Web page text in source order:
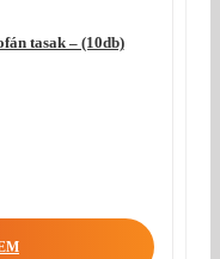
tasak – (10db)